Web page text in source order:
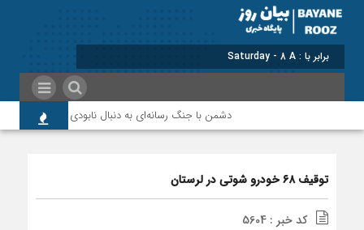
برابر با : Saturday - 8 August - 2026
دشمن با جنگ رسانه‌ای به دنبال نابودی امید و اعتماد
توقیف ۶۸ خودرو شوتی در لرستان
کد خبر : 5604